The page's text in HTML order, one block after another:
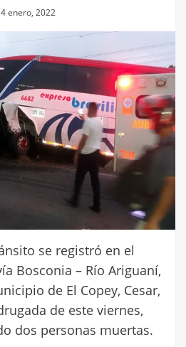
enero, 2022
se registró en el
Bosconia – Río Ariguaní,
de El Copey, Cesar,
de este viernes,
dos personas muertas.